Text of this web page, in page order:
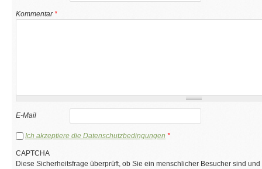
Kommentar*
E-Mail
Ich akzeptiere die Datenschutzbedingungen *
CAPTCHA
Diese Sicherheitsfrage überprüft, ob Sie ein menschlicher Besucher sind